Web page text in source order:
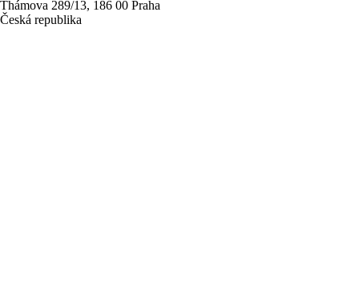
Thámova 289/13, 186 00 Praha
Česká republika